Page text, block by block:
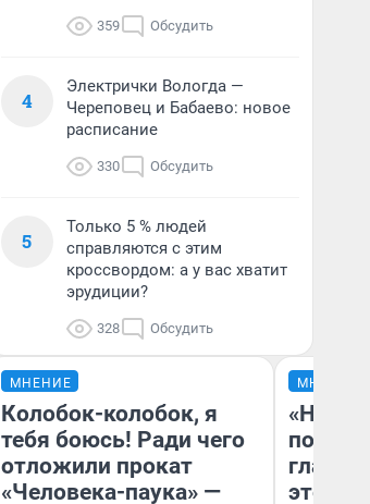
359 Обсудить
4
Электрички Вологда —
Череповец и Бабаево: новое
расписание
330 Обсудить
5
Только 5 % людей
справляются с этим
кроссвордом: а у вас хватит
эрудиции?
328 Обсудить
МНЕНИЕ
Колобок-колобок, я
тебя боюсь! Ради чего
отложили прокат
«Человека-паука» —
МНЕНИЕ
этого